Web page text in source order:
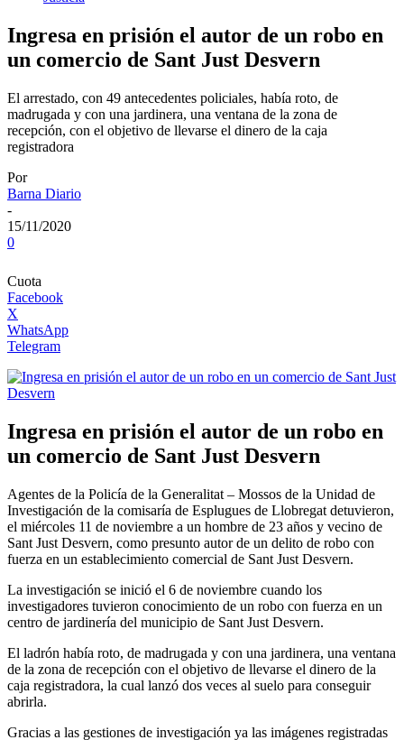
Ingresa en prisión el autor de un robo en
un comercio de Sant Just Desvern
El arrestado, con 49 antecedentes policiales, había roto, de
madrugada y con una jardinera, una ventana de la zona de
recepción, con el objetivo de llevarse el dinero de la caja
registradora
Por
Barna Diario
-
15/11/2020
0
Cuota
Facebook
X
WhatsApp
Telegram
Ingresa en prisión el autor de un robo en
un comercio de Sant Just Desvern
Agentes de la Policía de la Generalitat – Mossos de la Unidad de
Investigación de la comisaría de Esplugues de Llobregat detuvieron,
el miércoles 11 de noviembre a un hombre de 23 años y vecino de
Sant Just Desvern, como presunto autor de un delito de robo con
fuerza en un establecimiento comercial de Sant Just Desvern.
La investigación se inició el 6 de noviembre cuando los
investigadores tuvieron conocimiento de un robo con fuerza en un
centro de jardinería del municipio de Sant Just Desvern.
El ladrón había roto, de madrugada y con una jardinera, una ventana
de la zona de recepción con el objetivo de llevarse el dinero de la
caja registradora, la cual lanzó dos veces al suelo para conseguir
abrirla.
Gracias a las gestiones de investigación ya las imágenes registradas